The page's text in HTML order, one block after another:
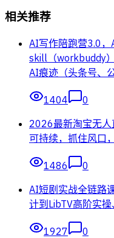
相关推荐
AI写作陪跑营3.0，
skill（workbuddy
AI痕迹（头条号、
1404
0
2026最新淘宝无人
可持续，抓住风口
1486
0
AI短剧实战全链路
计到LibTV高阶实
1927
0